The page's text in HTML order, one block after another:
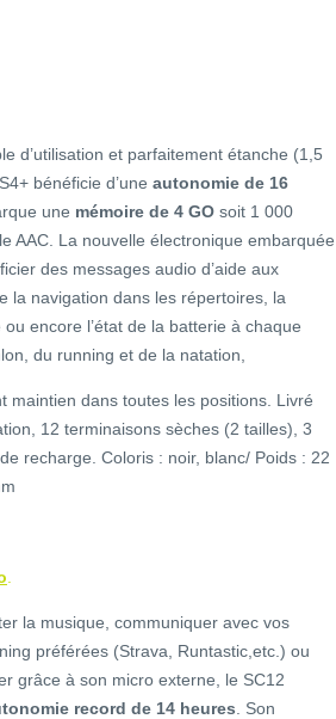
d’utilisation et parfaitement étanche (1,5
bénéficie d’une autonomie de 16
une mémoire de 4 GO soit 1 000
AAC. La nouvelle électronique embarquée
des messages audio d’aide aux
la navigation dans les répertoires, la
encore l’état de la batterie à chaque
du running et de la natation,
maintien dans toutes les positions. Livré
12 terminaisons sèches (2 tailles), 3
recharge. Coloris : noir, blanc/ Poids : 22
la musique, communiquer avec vos
préférées (Strava, Runtastic,etc.) ou
grâce à son micro externe, le SC12
record de 14 heures . Son